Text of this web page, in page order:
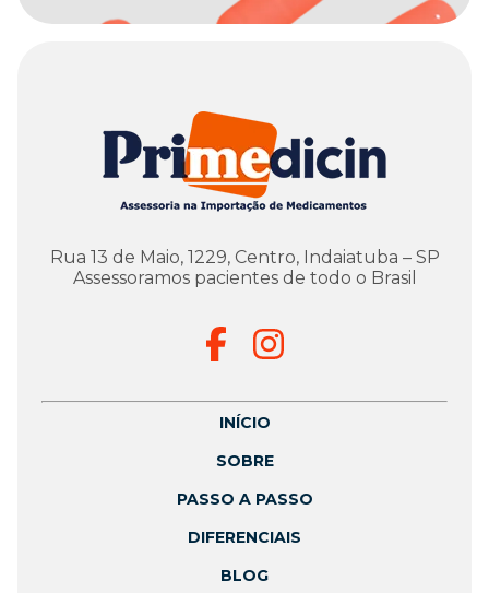
Rua 13 de Maio, 1229, Centro, Indaiatuba – SP
Assessoramos pacientes de todo o Brasil
INÍCIO
SOBRE
PASSO A PASSO
DIFERENCIAIS
BLOG